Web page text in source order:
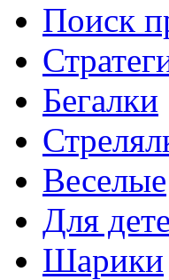
Поиск
Бегалки
Веселые
Для
Шарики